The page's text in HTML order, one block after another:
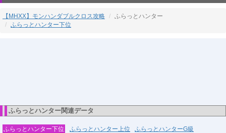
【MHXX】モンハンダブルクロス攻略
ふらっとハンター
ふらっとハンター下位
ふらっとハンター関連データ
ふらっとハンター下位 ふらっとハンター上位 ふらっとハンターG級